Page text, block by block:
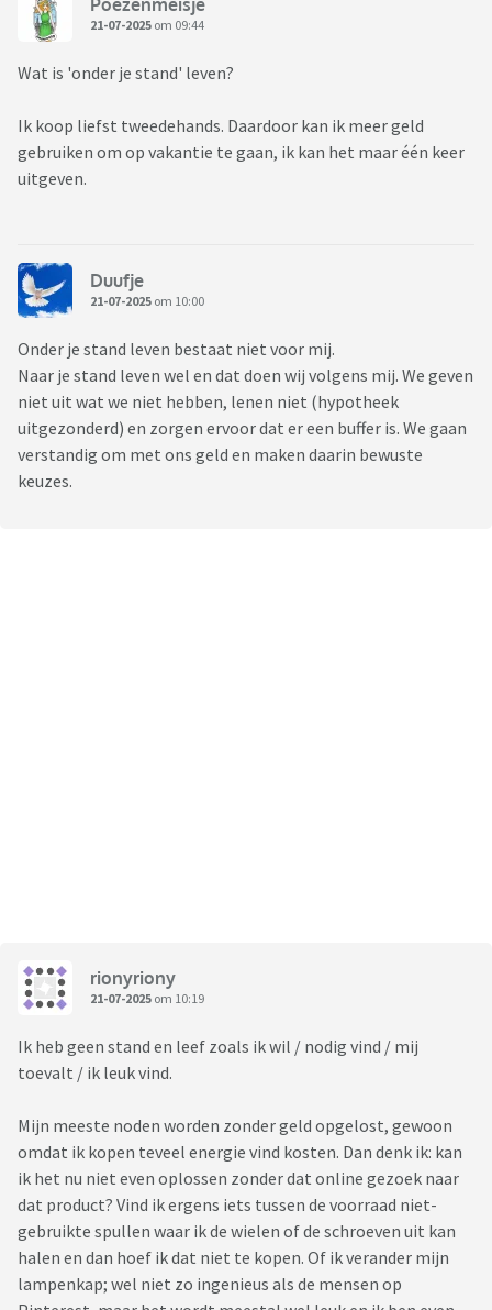
21-07-2025 om 09:44
Wat is 'onder je stand' leven?
Ik koop liefst tweedehands. Daardoor kan ik meer geld
gebruiken om op vakantie te gaan, ik kan het maar één keer
uitgeven.
Duufje
21-07-2025 om 10:00
Onder je stand leven bestaat niet voor mij.
Naar je stand leven wel en dat doen wij volgens mij. We geven
niet uit wat we niet hebben, lenen niet (hypotheek
uitgezonderd) en zorgen ervoor dat er een buffer is. We gaan
verstandig om met ons geld en maken daarin bewuste
keuzes.
rionyriony
21-07-2025 om 10:19
Ik heb geen stand en leef zoals ik wil / nodig vind / mij
toevalt / ik leuk vind.
Mijn meeste noden worden zonder geld opgelost, gewoon
omdat ik kopen teveel energie vind kosten. Dan denk ik: kan
ik het nu niet even oplossen zonder dat online gezoek naar
dat product? Vind ik ergens iets tussen de voorraad niet-
gebruikte spullen waar ik de wielen of de schroeven uit kan
halen en dan hoef ik dat niet te kopen. Of ik verander mijn
lampenkap; wel niet zo ingenieus als de mensen op